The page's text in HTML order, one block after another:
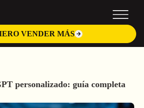
VENDER MÁS
personalizado: guía completa